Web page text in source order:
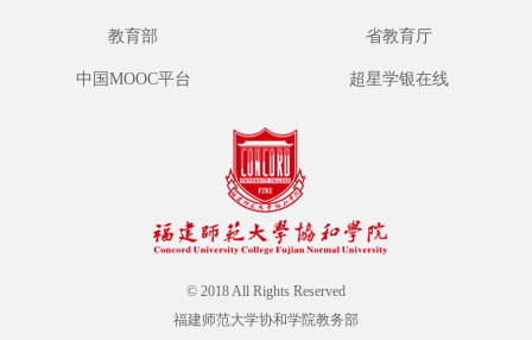
教育部 省教育厅
中国MOOC平台 超星学银在线
© 2018 All Rights Reserved
福建师范大学协和学院教务部